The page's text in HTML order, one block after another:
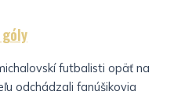
futbalisti opäť na
odchádzali fanúšikovia